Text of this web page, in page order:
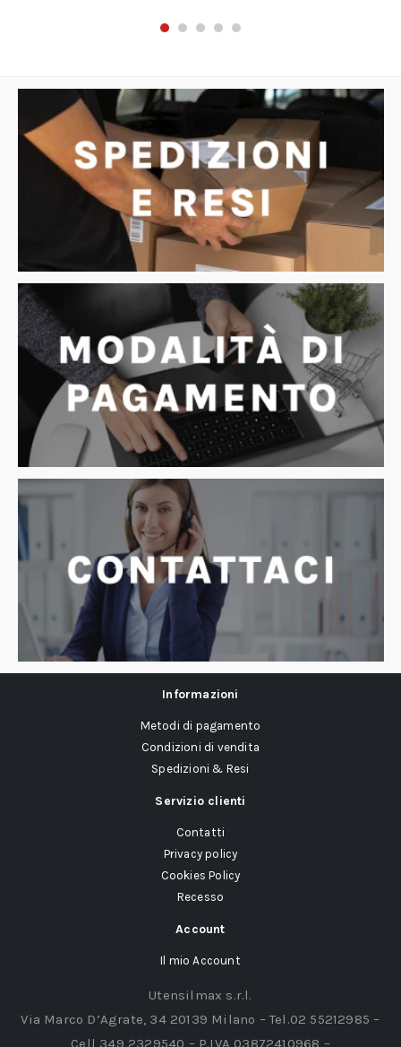
Informazioni
Metodi di pagamento
Condizioni di vendita
Spedizioni & Resi
Servizio clienti
Contatti
Privacy policy
Cookies Policy
Recesso
Account
Il mio Account
Utensilmax s.r.l.
Via Marco D’Agrate, 34 20139 Milano – Tel.02 55212985 –
Cell 349 2329540 – P.IVA 03872410968 –